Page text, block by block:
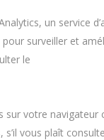
un service
surveiller et
le
sur votre navigateur
vous plaît